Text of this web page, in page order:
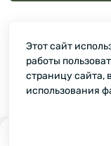
Этот сайт
работы
страницу сайта,
использования